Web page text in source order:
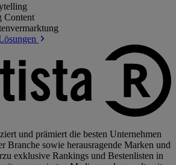
Content
und prämiert die besten Unternehmen
Branche sowie herausragende Marken und
exklusive Rankings und Bestenlisten in